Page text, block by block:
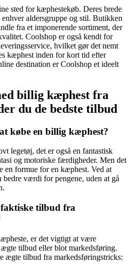
sted for kæphestekøb. Deres brede
aldersgruppe og stil. Butikken
fra et imponerende sortiment, der
Coolshop er også kendt for
hvilket gør det nemt
kæphest inden for kort tid efter
destination er Coolshop et ideelt
billig kæphest fra
du de bedste tilbud
købe en billig kæphest?
legetøj, det er også en fantastisk
og motoriske færdigheder. Men det
en formue for en kæphest. Ved at
værdi for pengene, uden at gå
tilbud fra
er det vigtigt at være
tilbud eller blot markedsføring.
ægte tilbud fra markedsføringstricks: